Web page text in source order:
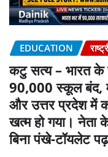
EDUCATION
कटु सत्य – भारत के
90,000 स्कूल बंद,
और उत्तर प्रदेश में
खत्म हो गया। नेता
बिना पंखे-टॉयलेट